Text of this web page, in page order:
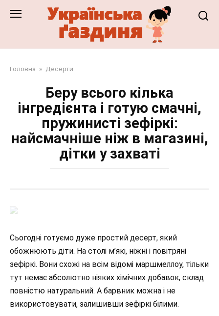
Головна » Десерти
Беру всього кілька
інгредієнта і готую смачні,
пружинисті зефіркі:
найсмачніше ніж в магазині,
дітки у захваті
Сьогодні готуємо дуже простий десерт, який
обожнюють діти. На столі м’які, ніжні і повітряні
зефіркі. Вони схожі на всім відомі маршмеллоу, тільки
тут немає абсолютно ніяких хімічних добавок, склад
повністю натуральний. А барвник можна і не
використовувати, залишивши зефіркі білими.